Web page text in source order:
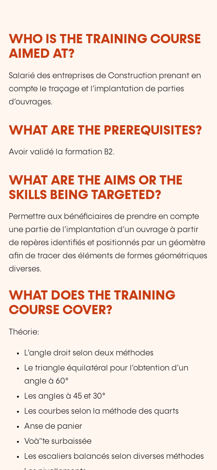
WHO IS THE TRAINING COURSE
AIMED AT?
Salarié des entreprises de Construction prenant en
compte le traçage et l’implantation de parties
d’ouvrages.
WHAT ARE THE PREREQUISITES?
Avoir validé la formation B2.
WHAT ARE THE AIMS OR THE
SKILLS BEING TARGETED?
Permettre aux bénéficiaires de prendre en compte
une partie de l’implantation d’un ouvrage à partir
de repères identifiés et positionnés par un géomètre
afin de tracer des éléments de formes géométriques
diverses.
WHAT DOES THE TRAINING
COURSE COVER?
Théorie:
L’angle droit selon deux méthodes
Le triangle équilatéral pour l’obtention d’un
angle à 60°
Les angles à 45 et 30°
Les courbes selon la méthode des quarts
Anse de panier
Voà"te surbaissée
Les escaliers balancés selon diverses méthodes